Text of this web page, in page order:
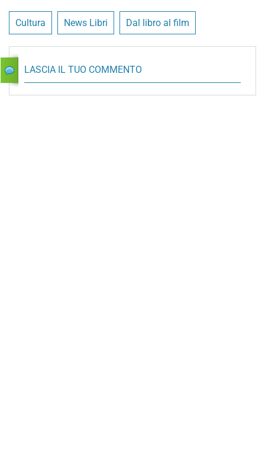
Cultura News Libri Dal libro al film
LASCIA IL TUO COMMENTO